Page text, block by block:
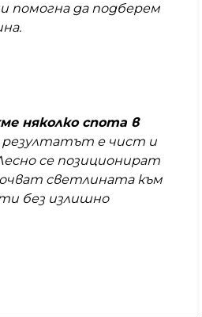
помогна да подберем
няколко спота в
е чист и
се позиционират
светлината към
без излишно